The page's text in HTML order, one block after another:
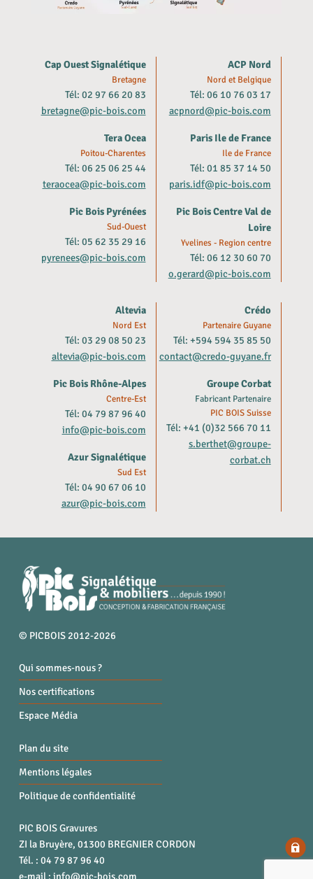
Cap Ouest Signalétique
Bretagne
Tél: 02 97 66 20 83
bretagne@pic-bois.com
Tera Ocea
Poitou-Charentes
Tél: 06 25 06 25 44
teraocea@pic-bois.com
Pic Bois Pyrénées
Sud-Ouest
Tél: 05 62 35 29 16
pyrenees@pic-bois.com
ACP Nord
Nord et Belgique
Tél: 06 10 76 03 17
acpnord@pic-bois.com
Paris Ile de France
Ile de France
Tél: 01 85 37 14 50
paris.idf@pic-bois.com
Pic Bois Centre Val de
Loire
Yvelines - Region centre
Tél: 06 12 30 60 70
o.gerard@pic-bois.com
Altevia
Nord Est
Tél: 03 29 08 50 23
altevia@pic-bois.com
Pic Bois Rhône-Alpes
Centre-Est
Tél: 04 79 87 96 40
info@pic-bois.com
Azur Signalétique
Sud Est
Tél: 04 90 67 06 10
azur@pic-bois.com
Crédo
Partenaire Guyane
Tél: +594 594 35 85 50
contact@credo-guyane.fr
Groupe Corbat
Fabricant Partenaire
PIC BOIS Suisse
Tél: +41 (0)32 566 70 11
s.berthet@groupe-
corbat.ch
© PICBOIS 2012-2026
Qui sommes-nous ?
Nos certifications
Espace Média
Plan du site
Mentions légales
Politique de confidentialité
PIC BOIS Gravures
ZI la Bruyère, 01300 BREGNIER CORDON
Tél. : 04 79 87 96 40
e-mail : info@pic-bois.com